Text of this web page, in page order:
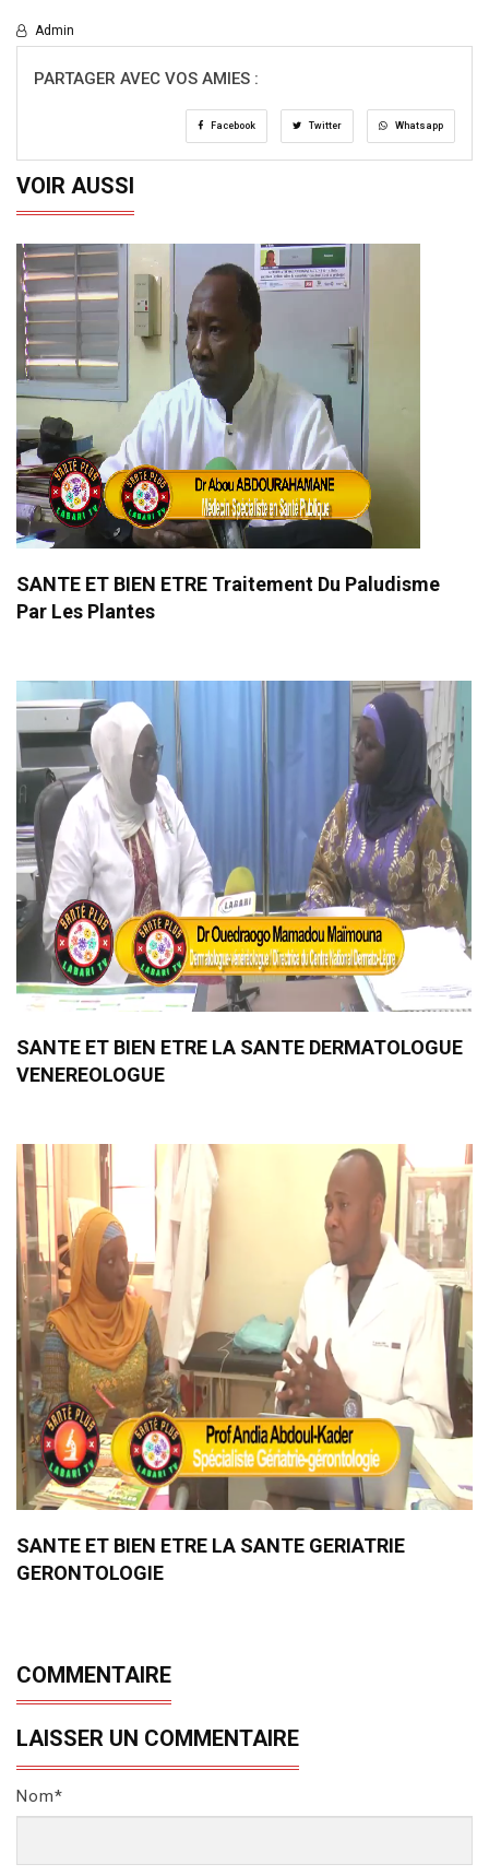
Admin
PARTAGER AVEC VOS AMIES :
Facebook Twitter Whatsapp
VOIR AUSSI
SANTE ET BIEN ETRE Traitement Du Paludisme
Par Les Plantes
SANTE ET BIEN ETRE LA SANTE DERMATOLOGUE
VENEREOLOGUE
SANTE ET BIEN ETRE LA SANTE GERIATRIE
GERONTOLOGIE
COMMENTAIRE
LAISSER UN COMMENTAIRE
Nom*